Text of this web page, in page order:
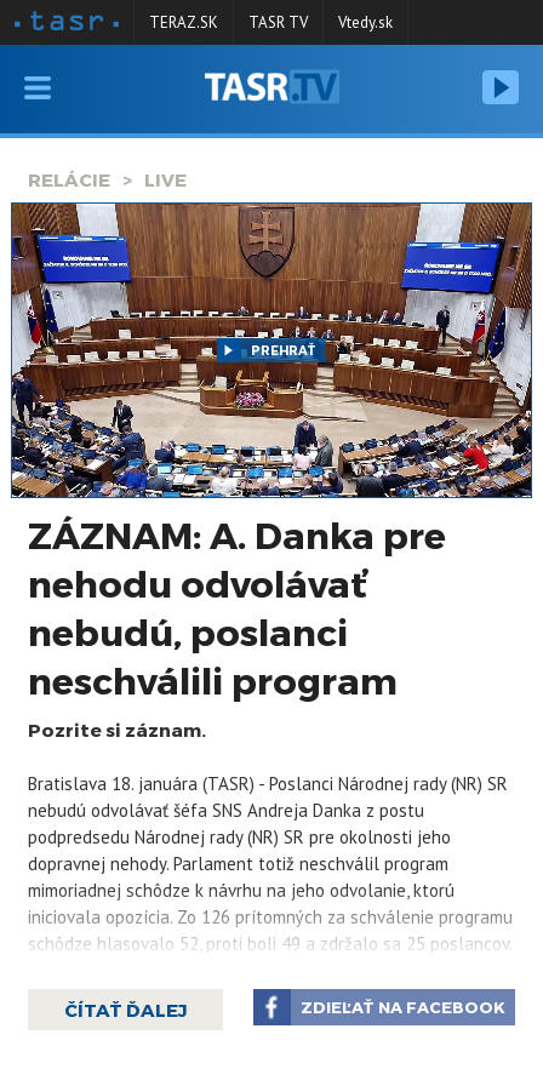
VYSIELANIE
SPRAVODAJSTVO
KONTAKT
ARCHÍV
TERAZ.SK TASR TV Vtedy.sk
RELÁCIE LIVE
PREHRAŤ
ZÁZNAM: A. Danka pre
nehodu odvolávať
nebudú, poslanci
neschválili program
Pozrite si záznam.
Bratislava 18. januára (TASR) - Poslanci Národnej rady (NR) SR
nebudú odvolávať šéfa SNS Andreja Danka z postu
podpredsedu Národnej rady (NR) SR pre okolnosti jeho
dopravnej nehody. Parlament totiž neschválil program
mimoriadnej schôdze k návrhu na jeho odvolanie, ktorú
iniciovala opozícia. Zo 126 prítomných za schválenie programu
schôdze hlasovalo 52, proti boli 49 a zdržalo sa 25 poslancov.
schôdzu.
"To, že Andrej Danko prišiel o vodičský preukaz, dokazuje,
ČÍTAŤ ĎALEJ ZDIEĽAŤ NA FACEBOOK